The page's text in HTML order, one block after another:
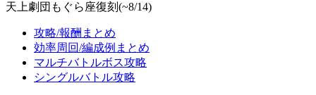
天上劇団もぐら座復刻(~8/14)
攻略/報酬まとめ
効率周回/編成例まとめ
マルチバトルボス攻略
シングルバトル攻略